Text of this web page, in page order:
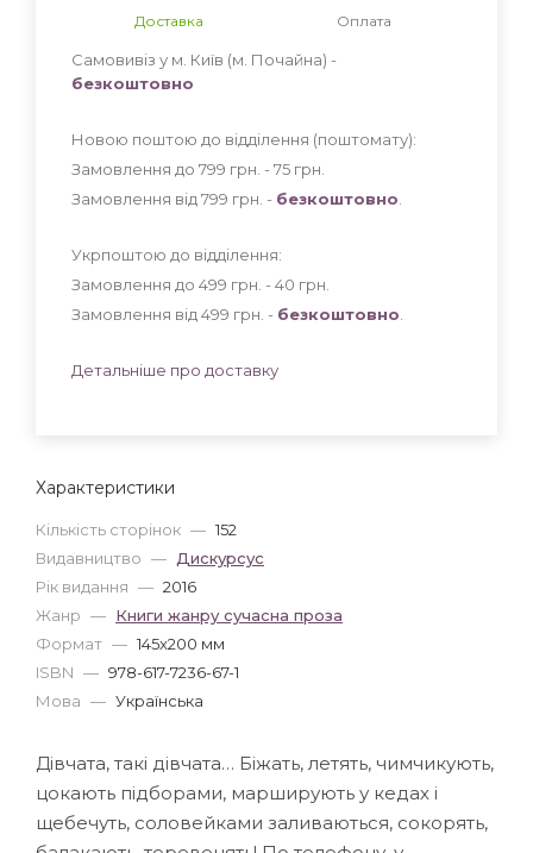
Характеристики
Кількість сторінок — 152
Видавництво — Дискурсус
Рік видання — 2016
Жанр — Книги жанру сучасна проза
Формат — 145x200 мм
ISBN — 978-617-7236-67-1
Мова — Українська
Доставка
Оплата
Самовивіз у м. Київ (м. Почайна) -
безкоштовно
Новою поштою до відділення (поштомату):
Замовлення до 799 грн. - 75 грн
Замовлення від 799 грн. - безкоштовно
Укрпоштою до відділення:
Замовлення до 499 грн. - 40 грн
Замовлення від 499 грн. - безкоштовно
Детальніше про доставку
Дівчата, такі дівчата… Біжать, летять, чимчикують,
цокають підборами, марширують у кедах і
щебечуть, соловейками заливаються, сокорять,